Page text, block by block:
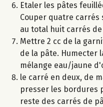
Etaler les pâtes
Couper quatre
au total huit carrés
Mettre 2 cc de la
de la pâte. Humecter
mélange eau/jaune
le carré en deux, de
presser les bordures
reste des carrés de